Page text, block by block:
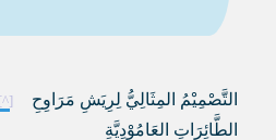
التَّصْمِيْمُ المِثَالِيُّ لِرِيَشِ مَرَاوِحِ
الطَّائِرَاتِ العَامُوْدِيَّةِ